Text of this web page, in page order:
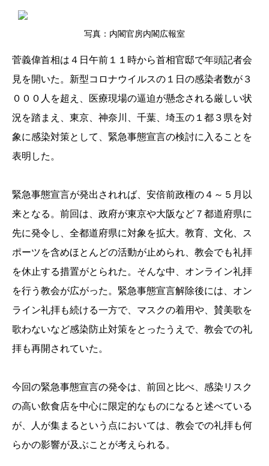
写真：内閣官房内閣広報室
菅義偉首相は４日午前１１時から首相官邸で年頭記者会
見を開いた。新型コロナウイルスの１日の感染者数が３
０００人を超え、医療現場の逼迫が懸念される厳しい状
況を踏まえ、東京、神奈川、千葉、埼玉の１都３県を対
象に感染対策として、緊急事態宣言の検討に入ることを
表明した。
緊急事態宣言が発出されれば、安倍前政権の４～５月以
来となる。前回は、政府が東京や大阪など７都道府県に
先に発令し、全都道府県に対象を拡大。教育、文化、ス
ポーツを含めほとんどの活動が止められ、教会でも礼拝
を休止する措置がとられた。そんな中、オンライン礼拝
を行う教会が広がった。緊急事態宣言解除後には、オン
ライン礼拝も続ける一方で、マスクの着用や、賛美歌を
歌わないなど感染防止対策をとったうえで、教会での礼
拝も再開されていた。
今回の緊急事態宣言の発令は、前回と比べ、感染リスク
の高い飲食店を中心に限定的なものになると述べている
が、人が集まるという点においては、教会での礼拝も何
らかの影響が及ぶことが考えられる。